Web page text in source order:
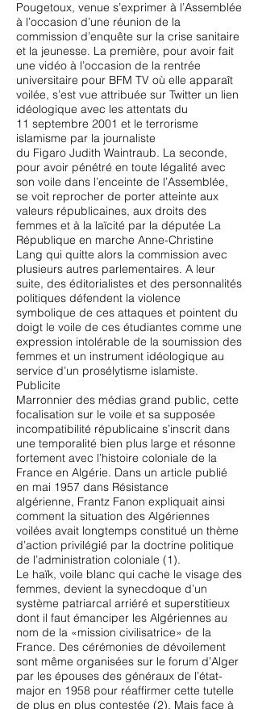
Pougetoux, venue s’exprimer à l’Assemblée
à l’occasion d’une réunion de la
commission d’enquête sur la crise sanitaire
et la jeunesse. La première, pour avoir fait
une vidéo à l’occasion de la rentrée
universitaire pour BFM TV où elle apparaît
voilée, s’est vue attribuée sur Twitter un lien
idéologique avec les attentats du
11 septembre 2001 et le terrorisme
islamisme par la journaliste
du Figaro Judith Waintraub. La seconde,
pour avoir pénétré en toute légalité avec
son voile dans l’enceinte de l’Assemblée,
se voit reprocher de porter atteinte aux
valeurs républicaines, aux droits des
femmes et à la laïcité par la députée La
République en marche Anne-Christine
Lang qui quitte alors la commission avec
plusieurs autres parlementaires. A leur
suite, des éditorialistes et des personnalités
politiques défendent la violence
symbolique de ces attaques et pointent du
doigt le voile de ces étudiantes comme une
expression intolérable de la soumission des
femmes et un instrument idéologique au
service d’un prosélytisme islamiste.
Publicite
Marronnier des médias grand public, cette
focalisation sur le voile et sa supposée
incompatibilité républicaine s’inscrit dans
une temporalité bien plus large et résonne
fortement avec l’histoire coloniale de la
France en Algérie. Dans un article publié
en mai 1957 dans Résistance
algérienne, Frantz Fanon expliquait ainsi
comment la situation des Algériennes
voilées avait longtemps constitué un thème
d’action privilégié par la doctrine politique
de l’administration coloniale (1).
Le haïk, voile blanc qui cache le visage des
femmes, devient la synecdoque d’un
système patriarcal arriéré et superstitieux
dont il faut émanciper les Algériennes au
nom de la «mission civilisatrice» de la
France. Des cérémonies de dévoilement
sont même organisées sur le forum d’Alger
par les épouses des généraux de l’état-
major en 1958 pour réaffirmer cette tutelle
de plus en plus contestée (2). Mais face à